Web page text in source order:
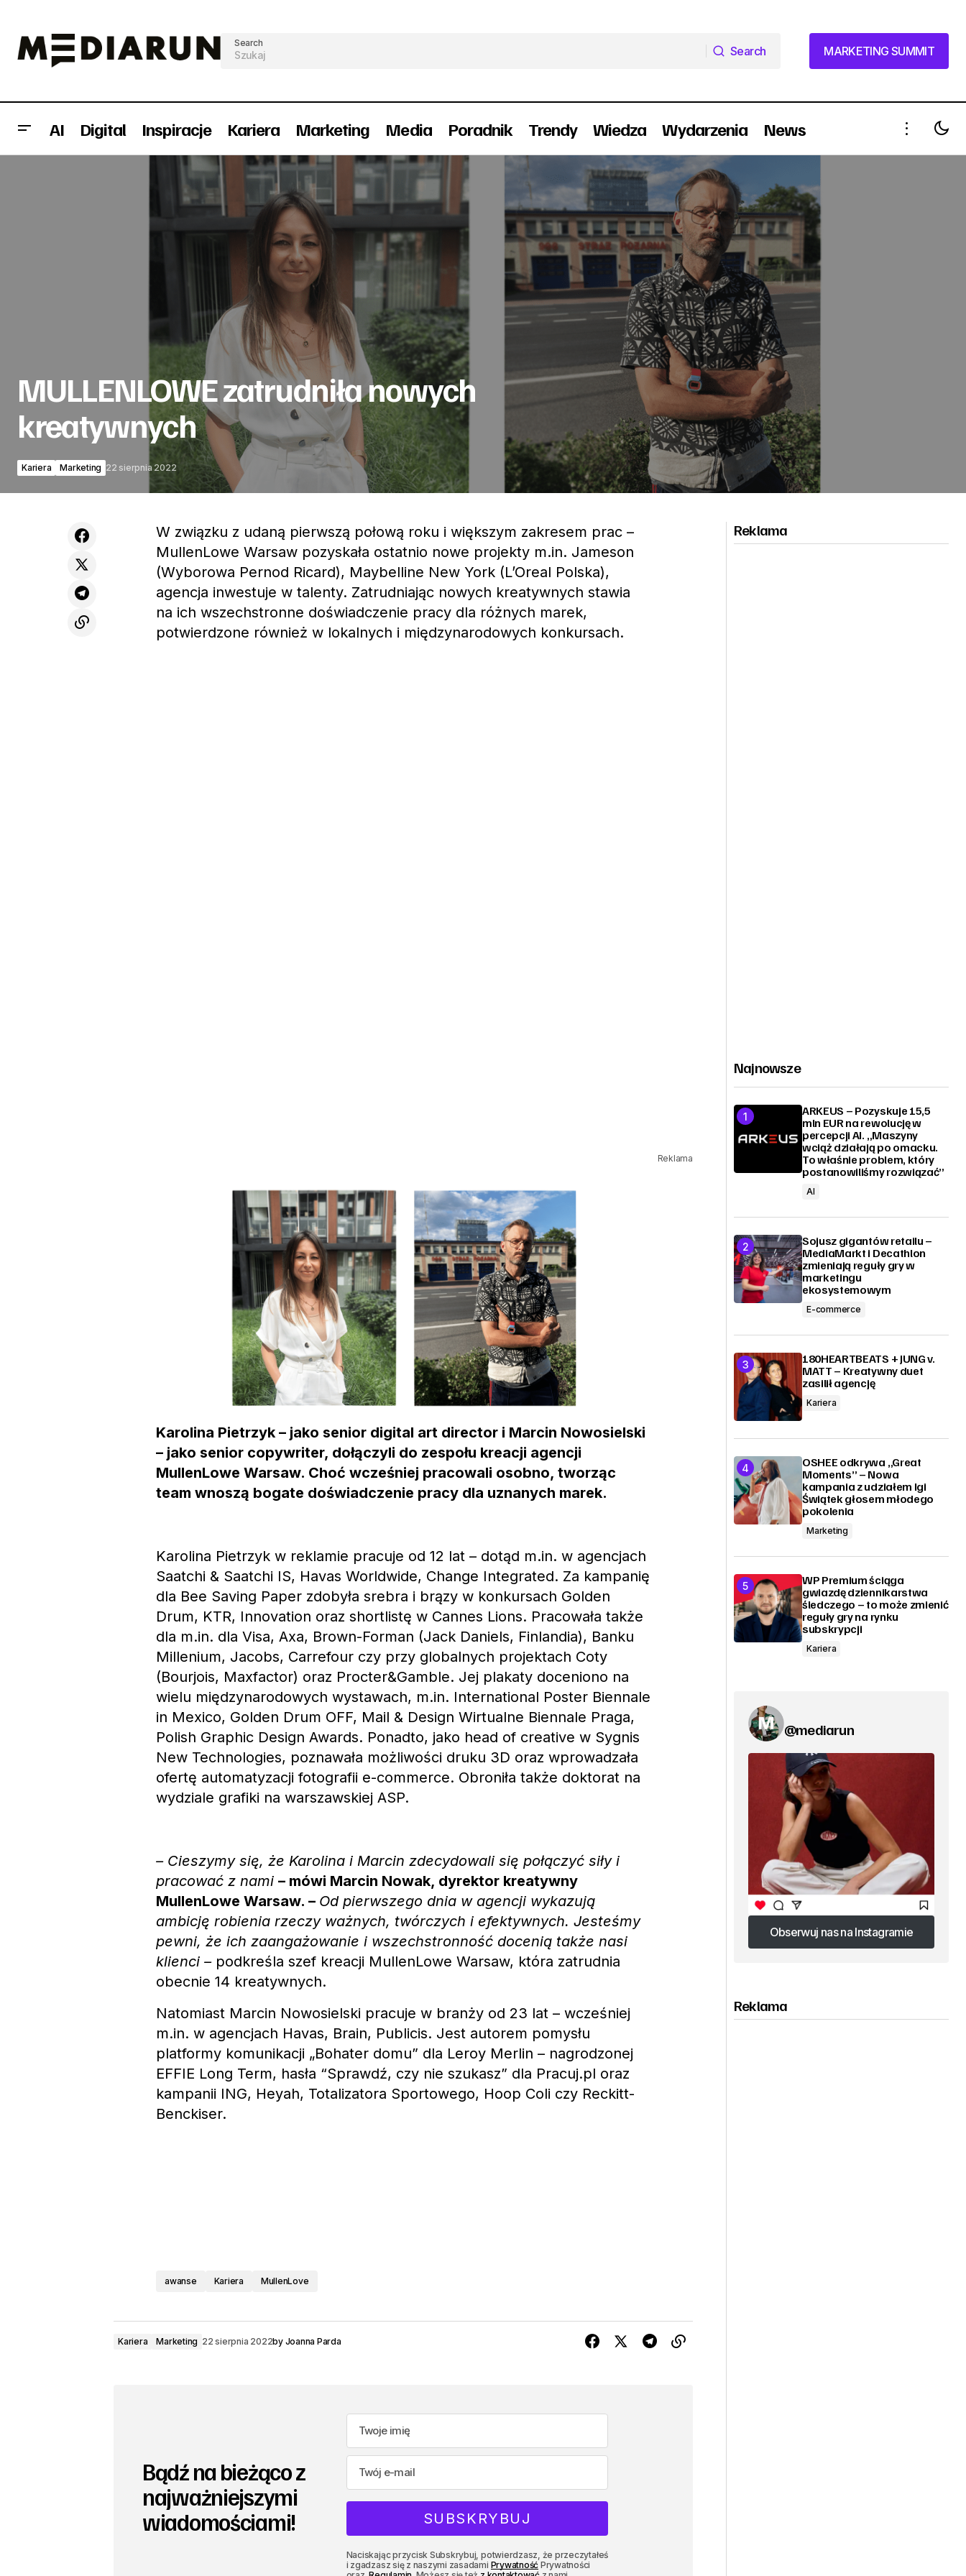
Search
Search
MARKETING SUMMIT
MARKETING SUMMIT
AI Digital Inspiracje Kariera Marketing Media Poradnik Trendy Wiedza Wydarzenia News
6 kroków jak przeprowadzić konkurs
Kariera Marketing MULLENLOWE zatrudniła nowych kreatywnych
MULLENLOWE zatrudniła nowych
kreatywnych
Kariera Marketing 22 sierpnia 2022
W związku z udaną pierwszą połową roku i większym zakresem prac –
MullenLowe Warsaw pozyskała ostatnio nowe projekty m.in. Jameson
(Wyborowa Pernod Ricard), Maybelline New York (L’Oreal Polska),
agencja inwestuje w talenty. Zatrudniając nowych kreatywnych stawia
na ich wszechstronne doświadczenie pracy dla różnych marek,
potwierdzone również w lokalnych i międzynarodowych konkursach.
Reklama
Karolina Pietrzyk – jako senior digital art director i Marcin Nowosielski
– jako senior copywriter, dołączyli do zespołu kreacji agencji
MullenLowe Warsaw. Choć wcześniej pracowali osobno, tworząc
team wnoszą bogate doświadczenie pracy dla uznanych marek.
Karolina Pietrzyk w reklamie pracuje od 12 lat – dotąd m.in. w agencjach
Saatchi & Saatchi IS, Havas Worldwide, Change Integrated. Za kampanię
dla Bee Saving Paper zdobyła srebra i brązy w konkursach Golden
Drum, KTR, Innovation oraz shortlistę w Cannes Lions. Pracowała także
dla m.in. dla Visa, Axa, Brown-Forman (Jack Daniels, Finlandia), Banku
Millenium, Jacobs, Carrefour czy przy globalnych projektach Coty
(Bourjois, Maxfactor) oraz Procter&Gamble. Jej plakaty doceniono na
wielu międzynarodowych wystawach, m.in. International Poster Biennale
in Mexico, Golden Drum OFF, Mail & Design Wirtualne Biennale Praga,
Polish Graphic Design Awards. Ponadto, jako head of creative w Sygnis
New Technologies, poznawała możliwości druku 3D oraz wprowadzała
ofertę automatyzacji fotografii e-commerce. Obroniła także doktorat na
wydziale grafiki na warszawskiej ASP.
– Cieszymy się, że Karolina i Marcin zdecydowali się połączyć siły i
pracować z nami – mówi Marcin Nowak, dyrektor kreatywny
MullenLowe Warsaw. – Od pierwszego dnia w agencji wykazują
ambicję robienia rzeczy ważnych, twórczych i efektywnych. Jesteśmy
pewni, że ich zaangażowanie i wszechstronność docenią także nasi
klienci – podkreśla szef kreacji MullenLowe Warsaw, która zatrudnia
obecnie 14 kreatywnych.
Natomiast Marcin Nowosielski pracuje w branży od 23 lat – wcześniej
m.in. w agencjach Havas, Brain, Publicis. Jest autorem pomysłu
platformy komunikacji „Bohater domu” dla Leroy Merlin – nagrodzonej
EFFIE Long Term, hasła “Sprawdź, czy nie szukasz” dla Pracuj.pl oraz
kampanii ING, Heyah, Totalizatora Sportowego, Hoop Coli czy Reckitt-
Benckiser.
awanse Kariera MullenLove
Kariera Marketing 22 sierpnia 2022by Joanna Parda
Bądź na bieżąco z
najważniejszymi
wiadomościami!
Naciskając przycisk Subskrybuj, potwierdzasz, że przeczytałeś
i zgadzasz się z naszymi zasadami Prywatność Prywatności
Reklama
Najnowsze
ARKEUS – Pozyskuje 15,5
mln EUR na rewolucję w
percepcji AI. „Maszyny
wciąż działają po omacku.
To właśnie problem, który
postanowiliśmy rozwiązać”
AI
Sojusz gigantów retailu –
MediaMarkt i Decathlon
zmieniają reguły gry w
marketingu
ekosystemowym
E-commerce
180HEARTBEATS + JUNG v.
MATT – Kreatywny duet
zasilił agencję
Kariera
OSHEE odkrywa „Great
Moments” – Nowa
kampania z udziałem Igi
Świątek głosem młodego
pokolenia
Marketing
WP Premium ściąga
gwiazdę dziennikarstwa
śledczego – to może zmienić
reguły gry na rynku
subskrypcji
Kariera
@mediarun
Obserwuj nas na Instagramie
Obserwuj nas na Instagramie
Reklama